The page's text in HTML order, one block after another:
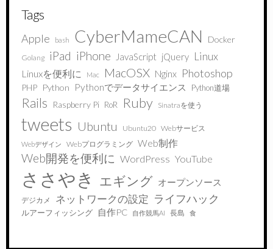
Tags
Apple bash CyberMameCAN Docker
Golang iPad iPhone JavaScript jQuery Linux
Linuxを便利に Mac MacOSX Nginx Photoshop
PHP Python Pythonでデータサイエンス Python道場
Rails Raspberry Pi RoR Ruby Sinatraを使う
tweets Ubuntu Ubuntu20 Webサービス
Webデザイン Webプログラミング Web制作
Web開発を便利に WordPress YouTube
ささやき エギング オープンソース
デジカメ ネットワークの設定 ライフハック
ルアーフィッシング 自作PC 自作競馬AI 長島 食